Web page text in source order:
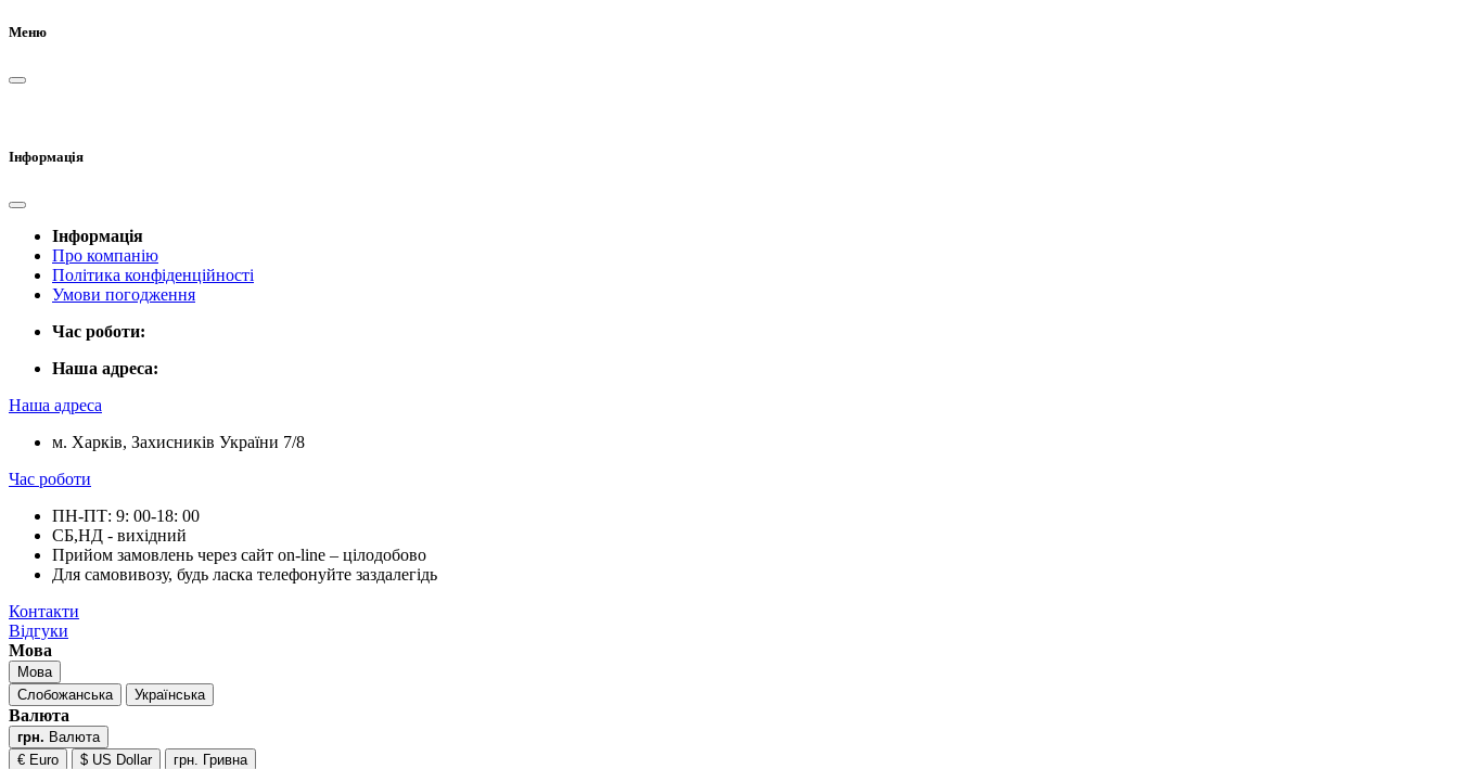
Меню
Інформація
Інформація
Про компанію
Політика конфіденційності
Умови погодження
Час роботи:
Наша адреса:
Наша адреса
м. Харків, Захисників України 7/8
Час роботи
ПН-ПТ: 9: 00-18: 00
СБ,НД - вихідний
Прийом замовлень через сайт on-line – цілодобово
Для самовивозу, будь ласка телефонуйте заздалегідь
Контакти
Відгуки
Мова
Мова
Слобожанська
Українська
Валюта
грн. Валюта
€ Euro
$ US Dollar грн. Гривна